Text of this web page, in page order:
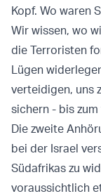
Kopf. Wo waren
Wir wissen, wo
die Terroristen
Lügen
verteidigen, uns
sichern - bis
Die zweite
bei der Israel
Südafrikas zu
voraussichtlich